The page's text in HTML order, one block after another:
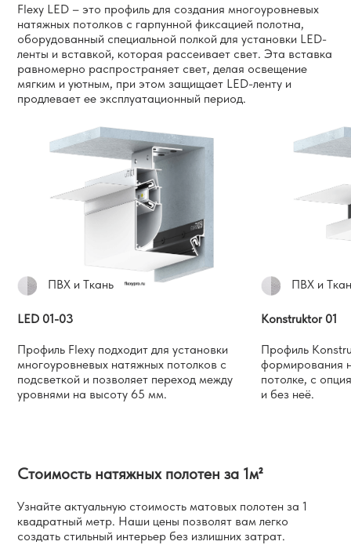
Flexy LED – это профиль для создания многоуровневых
натяжных потолков с гарпунной фиксацией полотна,
оборудованный специальной полкой для установки LED-
ленты и вставкой, которая рассеивает свет. Эта вставка
равномерно распространяет свет, делая освещение
мягким и уютным, при этом защищает LED-ленту и
продлевает ее эксплуатационный период.
ПВХ и Ткань
LED 01-03
Профиль Flexy подходит для установки
многоуровневых натяжных потолков с
подсветкой и позволяет переход между
уровнями на высоту 65 мм.
ПВХ и
Konstruktor 01
Профиль
формирования
потолке, с
и без неё.
Стоимость натяжных полотен за 1м²
Узнайте актуальную стоимость матовых полотен за 1
квадратный метр. Наши цены позволят вам легко
создать стильный интерьер без излишних затрат.